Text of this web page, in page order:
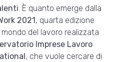
. È quanto emerge dalla
2021, quarta edizione
mondo del lavoro realizzata
Imprese Lavoro
, che vuole cercare di